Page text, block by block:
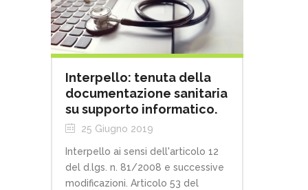
Interpello: tenuta della
documentazione sanitaria
su supporto informatico.
25 Giugno 2019
Interpello ai sensi dell'articolo 12
del d.lgs. n. 81/2008 e successive
modificazioni. Articolo 53 del